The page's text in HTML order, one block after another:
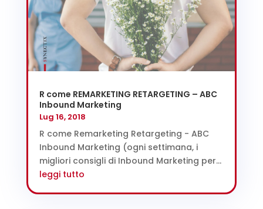
R come REMARKETING RETARGETING – ABC
Inbound Marketing
Lug 16, 2018
R come Remarketing Retargeting - ABC
Inbound Marketing (ogni settimana, i
migliori consigli di Inbound Marketing per...
leggi tutto